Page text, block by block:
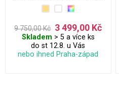
úspornější a díky tomu vám ušetří
9 750,00 Kč 3 499,00 Kč
Skladem > 5 a více ks
do st 12.8. u Vás
nebo ihned Praha-západ